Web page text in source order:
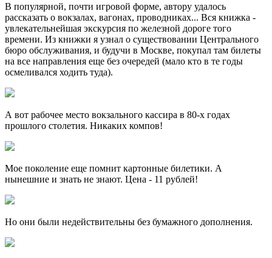
В популярной, почти игровой форме, автору удалось
рассказать о вокзалах, вагонах, проводниках... Вся книжка -
увлекательнейшая экскурсия по железной дороге того
времени. Из книжки я узнал о существовании Центрального
бюро обслуживания, и будучи в Москве, покупал там билеты
на все направления еще без очередей (мало кто в те годы
осмеливался ходить туда).
А вот рабочее место вокзального кассира в 80-х годах
прошлого столетия. Никаких компов!
Мое поколение еще помнит картонные билетики. А
нынешние и знать не знают. Цена - 11 рублей!
Но они были недействительны без бумажного дополнения.